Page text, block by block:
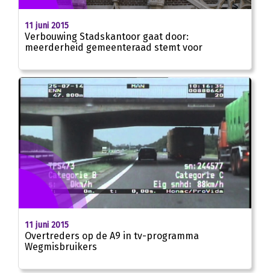
11 juni 2015
Verbouwing Stadskantoor gaat door:
meerderheid gemeenteraad stemt voor
11 juni 2015
Overtreders op de A9 in tv-programma
Wegmisbruikers